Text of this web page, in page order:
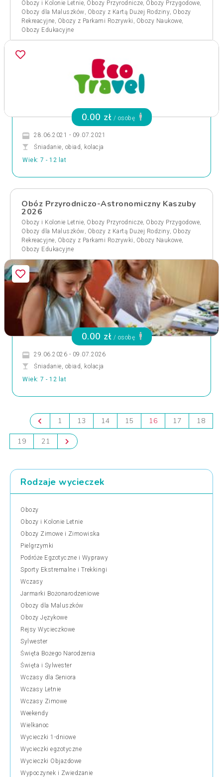
Obozy i Kolonie Letnie, Obozy Przyrodnicze, Obozy Przygodowe,
Obozy dla Maluszków, Obozy z Kartą Dużej Rodziny, Obozy
Rekreacyjne, Obozy z Parkami Rozrywki , Obozy Naukowe,
Obozy Edukacyjne
0.00 zł / osobę
28.06.2021 - 09.07.2021
Śniadanie, obiad, kolacja
Wiek: 7 - 12 lat
Obóz Przyrodniczo-Astronomiczny Kaszuby
2026
Obozy i Kolonie Letnie, Obozy Przyrodnicze, Obozy Przygodowe,
Obozy dla Maluszków, Obozy z Kartą Dużej Rodziny, Obozy
Rekreacyjne, Obozy z Parkami Rozrywki , Obozy Naukowe,
Obozy Edukacyjne
0.00 zł / osobę
29.06.2026 - 09.07.2026
Śniadanie, obiad, kolacja
Wiek: 7 - 12 lat
1 13 14 15 16 17 18
19 21
Rodzaje wycieczek
Obozy
Obozy i Kolonie Letnie
Obozy Zimowe i Zimowiska
Pielgrzymki
Podróże Egzotyczne i Wyprawy
Sporty Ekstremalne i Trekkingi
Wczasy
Jarmarki Bożonarodzeniowe
Obozy dla Maluszków
Obozy Językowe
Rejsy Wycieczkowe
Sylwester
Święta Bożego Narodzenia
Święta i Sylwester
Wczasy dla Seniora
Wczasy Letnie
Wczasy Zimowe
Weekendy
Wielkanoc
Wycieczki 1-dniowe
Wycieczki egzotyczne
Wycieczki Objazdowe
Wypoczynek i Zwiedzanie